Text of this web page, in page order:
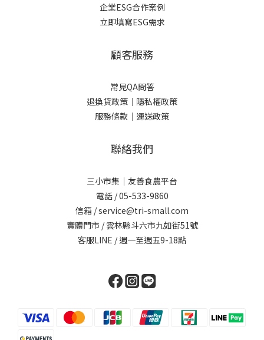
企業ESG合作案例
立即填寫ESG需求
顧客服務
常見QA問答
退換貨政策｜ 隱私權政策
服務條款｜ 運送政策
聯絡我們
三小市集｜友善食農平台
電話 / 05-533-9860
信箱 / service@tri-small.com
實體門市 / 雲林縣斗六市九如街51號
客服LINE / 週一至週五9-18點